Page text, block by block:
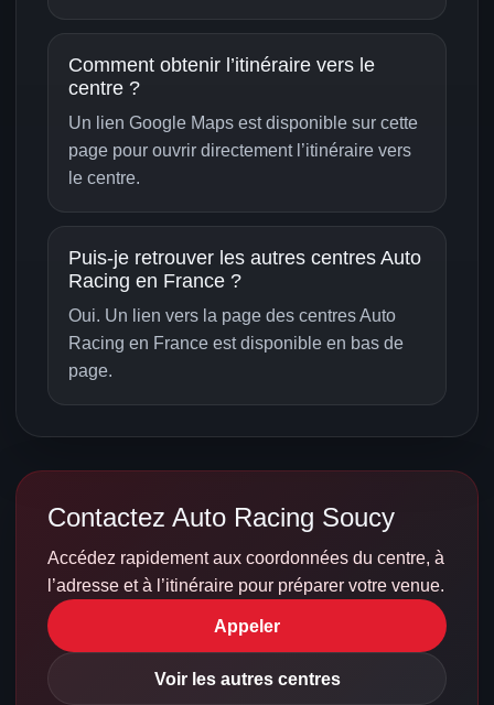
Comment obtenir l’itinéraire vers le
centre ?
Un lien Google Maps est disponible sur cette
page pour ouvrir directement l’itinéraire vers
le centre.
Puis-je retrouver les autres centres Auto
Racing en France ?
Oui. Un lien vers la page des centres Auto
Racing en France est disponible en bas de
page.
Contactez Auto Racing Soucy
Accédez rapidement aux coordonnées du centre, à
l’adresse et à l’itinéraire pour préparer votre venue.
Appeler
Voir les autres centres